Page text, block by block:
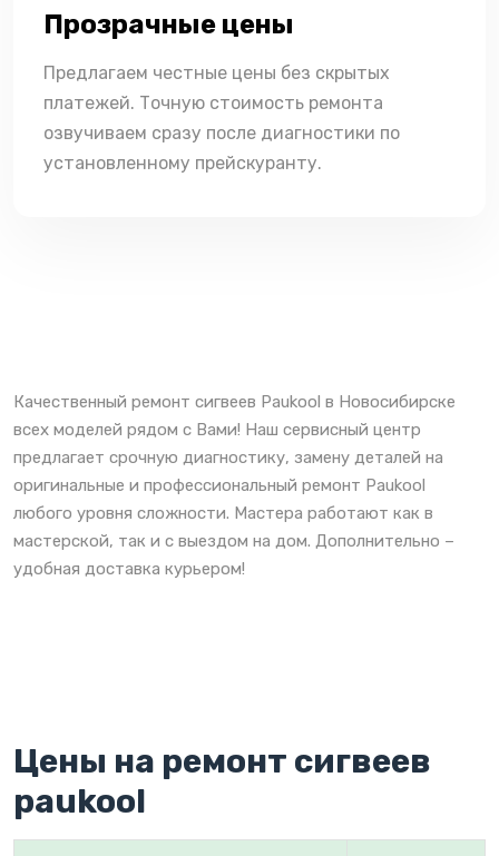
Прозрачные цены
Предлагаем честные цены без скрытых
платежей. Точную стоимость ремонта
озвучиваем сразу после диагностики по
установленному прейскуранту.
Качественный ремонт сигвеев Paukool в Новосибирске
всех моделей рядом с Вами! Наш сервисный центр
предлагает срочную диагностику, замену деталей на
оригинальные и профессиональный ремонт Paukool
любого уровня сложности. Мастера работают как в
мастерской, так и с выездом на дом. Дополнительно –
удобная доставка курьером!
Цены на ремонт сигвеев
paukool